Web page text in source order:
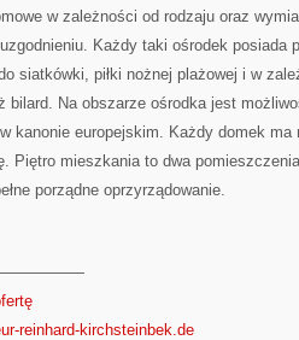
w zależności od rodzaju oraz
Każdy taki ośrodek posiada
siatkówki, piłki nożnej plażowej i w
bilard. Na obszarze ośrodka jest
kanonie europejskim. Każdy domek
Piętro mieszkania to dwa
porządne oprzyrządowanie.
reinhard-kirchsteinbek.de